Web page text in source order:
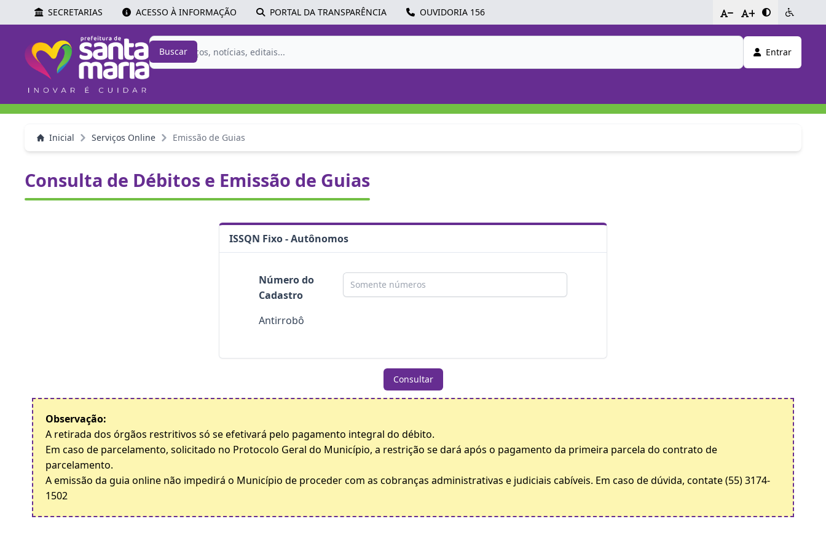
SECRETARIAS ACESSO À INFORMAÇÃO PORTAL DA TRANSPARÊNCIA OUVIDORIA 156 - +
Buscar Entrar
Inicial Serviços Online Emissão de Guias
Consulta de Débitos e Emissão de Guias
ISSQN Fixo - Autônomos
Número do
Cadastro
Antirrobô
Consultar
Observação:
A retirada dos órgãos restritivos só se efetivará pelo pagamento integral do débito.
Em caso de parcelamento, solicitado no Protocolo Geral do Município, a restrição se dará após o pagamento da primeira parcela do contrato de
parcelamento.
A emissão da guia online não impedirá o Município de proceder com as cobranças administrativas e judiciais cabíveis. Em caso de dúvida, contate (55) 3174-
1502